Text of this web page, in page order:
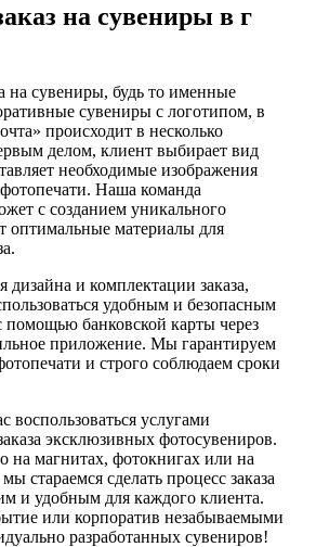
на сувениры в г
на сувениры, будь то именные
сувениры с логотипом, в
происходит в несколько
делом, клиент выбирает вид
необходимые изображения
Наша команда
с созданием уникального
оптимальные материалы для
дизайна и комплектации заказа,
удобным и безопасным
помощью банковской карты через
приложение. Мы гарантируем
и строго соблюдаем сроки
услугами
эксклюзивных фотосувениров.
на магнитах, фотокнигах или на
стараемся сделать процесс заказа
и удобным для каждого клиента.
или корпоратив незабываемыми
разработанных сувениров!